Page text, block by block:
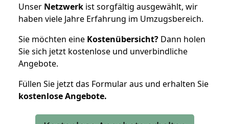
Unser Netzwerk ist sorgfältig ausgewählt, wir
haben viele Jahre Erfahrung im Umzugsbereich.
Sie möchten eine Kostenübersicht? Dann holen
Sie sich jetzt kostenlose und unverbindliche
Angebote.
Füllen Sie jetzt das Formular aus und erhalten Sie
kostenloseAngebote.